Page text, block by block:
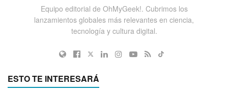
Equipo editorial de OhMyGeek!. Cubrimos los
lanzamientos globales más relevantes en ciencia,
tecnología y cultura digital.
ESTO TE INTERESARÁ